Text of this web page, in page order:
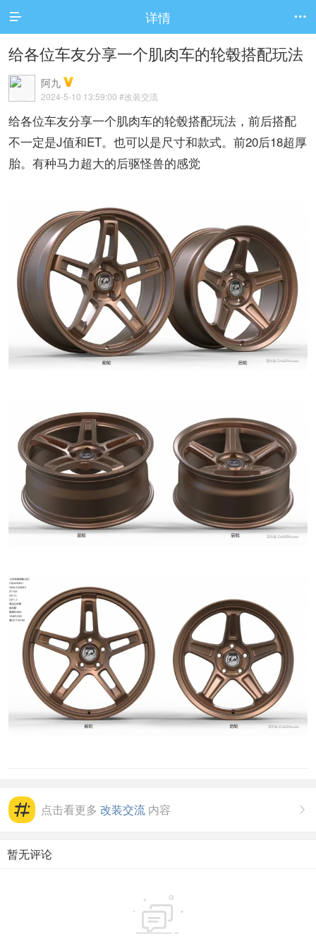
 详情 
给各位车友分享一个肌肉车的轮毂搭配玩法
阿九
2024-5-10 13:59:00 #改装交流
给各位车友分享一个肌肉车的轮毂搭配玩法，前后搭配
不一定是J值和ET。也可以是尺寸和款式。前20后18超厚
胎。有种马力超大的后驱怪兽的感觉

点击看更多 改装交流 内容
暂无评论
